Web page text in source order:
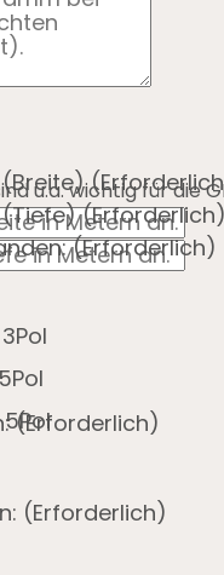
u.a. wichtig für
(Breite)
(Tiefe)(Erforderlich)
(Erforderlich)
5Pol
(Erforderlich)
(Erforderlich)